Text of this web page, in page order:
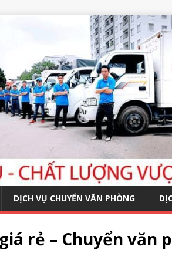
DỊCH VỤ CHUYỂN VĂN PHÒNG
rẻ – Chuyển văn